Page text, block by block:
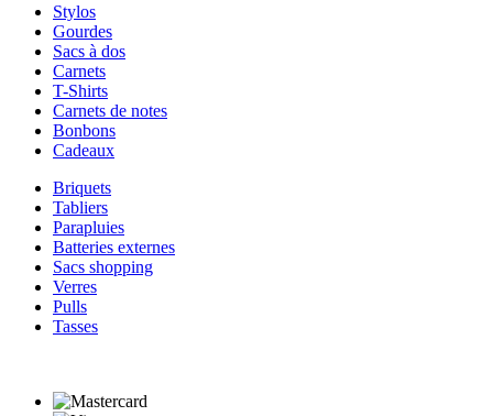
Stylos
Gourdes
Sacs à dos
Carnets
T-Shirts
Carnets de notes
Bonbons
Cadeaux
Briquets
Tabliers
Parapluies
Batteries externes
Sacs shopping
Verres
Pulls
Tasses